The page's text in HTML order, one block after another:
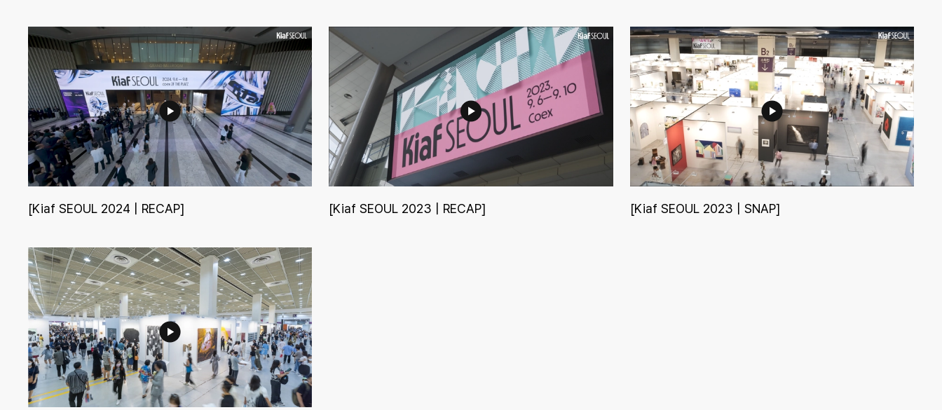
[Kiaf SEOUL 2024 | RECAP] [Kiaf SEOUL 2023 | RECAP] [Kiaf SEOUL 2023 | SNAP]